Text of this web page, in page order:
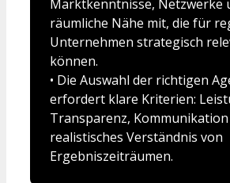
Marktkenntnisse, Netzwerke
räumliche Nähe mit, die für
Unternehmen strategisch
können.
• Die Auswahl der richtigen
erfordert klare Kriterien:
Transparenz,
realistisches Verständnis von
Ergebniszeiträumen.